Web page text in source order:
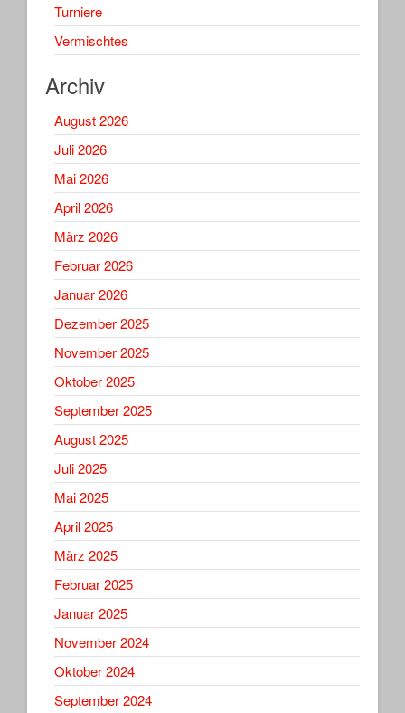
Turniere
Vermischtes
Archiv
August 2026
Juli 2026
Mai 2026
April 2026
März 2026
Februar 2026
Januar 2026
Dezember 2025
November 2025
Oktober 2025
September 2025
August 2025
Juli 2025
Mai 2025
April 2025
März 2025
Februar 2025
Januar 2025
November 2024
Oktober 2024
September 2024